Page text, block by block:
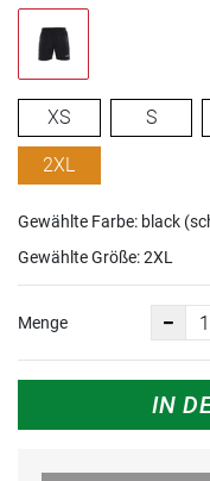
XS S
2XL
Gewählte Farbe: black
Gewählte Größe:2XL
Menge
IN